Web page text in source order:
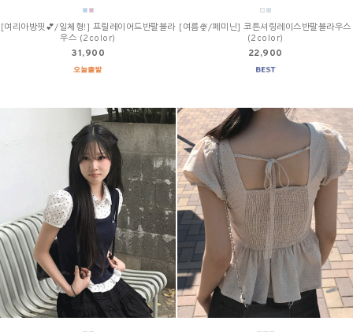
[여리아방핏💕/일체형!] 프릴레이어드반팔블라
우스 (2color)
31,900
[여름🍨/페미닌] 코튼셔링레이스반팔블라우스
(2color)
22,900